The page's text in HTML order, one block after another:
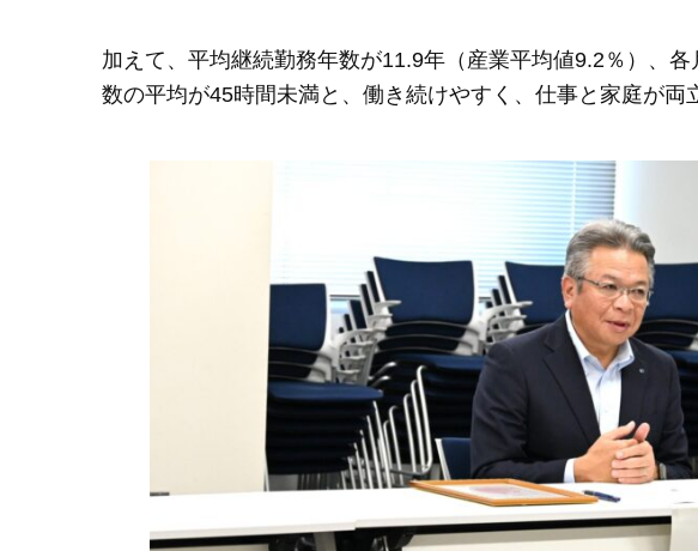
加えて、平均継続勤務年数が11.9年（産業平均値9.2％）、
数の平均が45時間未満と、働き続けやすく、仕事と家庭が両